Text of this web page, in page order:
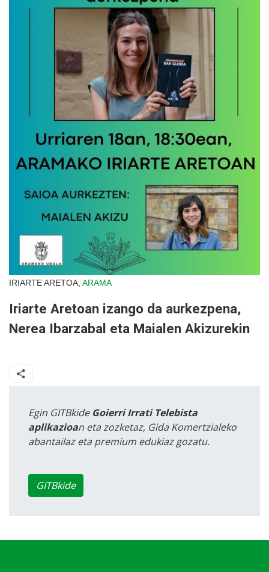
IRIARTE ARETOA, ARAMA
Iriarte Aretoan izango da aurkezpena,
Nerea Ibarzabal eta Maialen Akizurekin
Egin GITBkide Goierri Irrati Telebista
aplikazioan eta zozketaz, Gida Komertzialeko
abantailaz eta premium edukiaz gozatu.
GITBkide